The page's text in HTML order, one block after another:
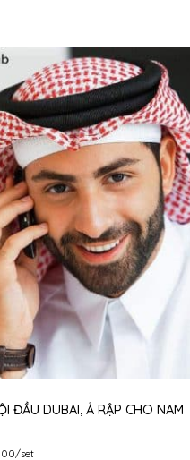
ĐẦU DUBAI, Ả RẬP CHO NAM
set